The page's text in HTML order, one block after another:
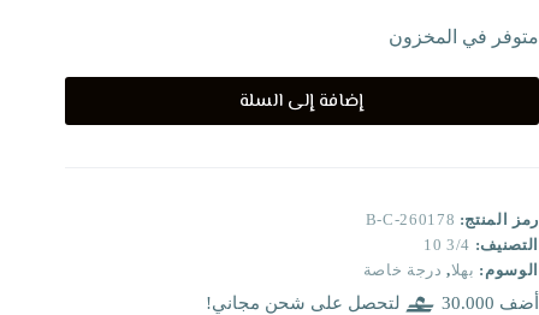
متوفر في المخزون
إضافة إلى السلة
رمز المنتج: B-C-260178
التصنيف: 3/4 10
الوسوم: بهلا, درجة خاصة
أضف 30.000 لتحصل على شحن مجاني!